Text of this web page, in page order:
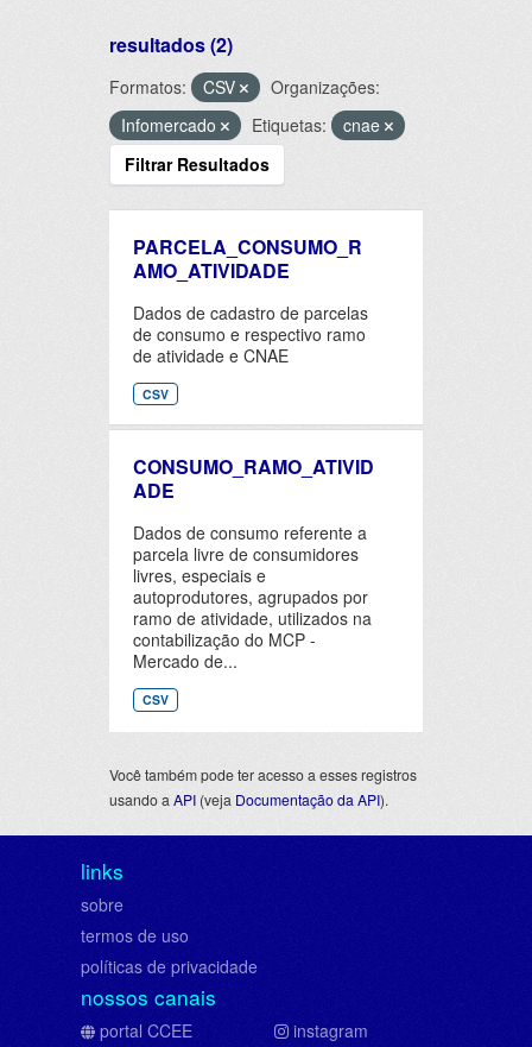
resultados (2)
Formatos: CSV
Organizações:
Infomercado
Etiquetas:
cnae
Filtrar Resultados
PARCELA_CONSUMO_R
AMO_ATIVIDADE
Dados de cadastro de parcelas
de consumo e respectivo ramo
de atividade e CNAE
CSV
CONSUMO_RAMO_ATIVID
ADE
Dados de consumo referente a
parcela livre de consumidores
livres, especiais e
autoprodutores, agrupados por
ramo de atividade, utilizados na
contabilização do MCP -
Mercado de...
CSV
Você também pode ter acesso a esses registros
usando a API (veja Documentação da API).
links
sobre
termos de uso
políticas de privacidade
nossos canais
portal CCEE instagram